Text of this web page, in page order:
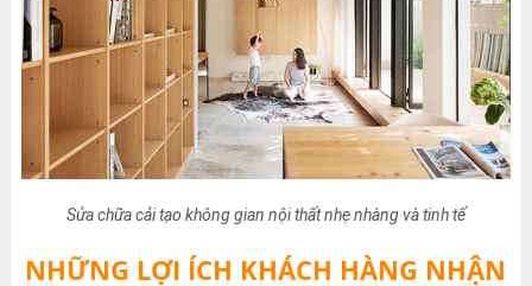
Sửa chữa cải tạo không gian nội thất nhẹ nhàng và tinh tế
NHỮNG LỢI ÍCH KHÁCH HÀNG NHẬN